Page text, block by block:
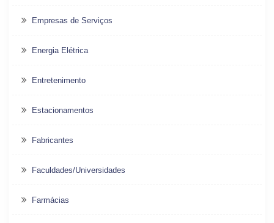
Empresas de Serviços
Energia Elétrica
Entretenimento
Estacionamentos
Fabricantes
Faculdades/Universidades
Farmácias